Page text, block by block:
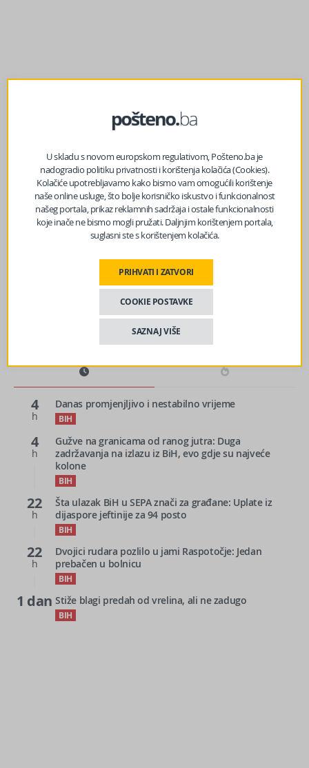
prethodni članak
OD „RADOVA MATEMATIČKIH“ DO MEĐUNARODNOG
UGLEDA: 40 GODINA MATEMATIKE U BIH
BiH: Pogledajte gdje će biti snijega
4
h
Danas promjenjljivo i nestabilno vrijeme
BIH
4
h
Gužve na granicama od ranog jutra: Duga
zadržavanja na izlazu iz BiH, evo gdje su najveće
kolone
BIH
22
h
Šta ulazak BiH u SEPA znači za građane: Uplate iz
dijaspore jeftinije za 94 posto
BIH
22
h
Dvojici rudara pozlilo u jami Raspotočje: Jedan
prebačen u bolnicu
BIH
1 dan Stiže blagi predah od vrelina, ali ne zadugo
BIH
U skladu s novom europskom regulativom, Pošteno.ba je
nadogradio politiku privatnosti i korištenja kolačića (Cookies).
Kolačiće upotrebljavamo kako bismo vam omogućili korištenje
naše online usluge, što bolje korisničko iskustvo i funkcionalnost
našeg portala, prikaz reklamnih sadržaja i ostale funkcionalnosti
koje inače ne bismo mogli pružati. Daljnjim korištenjem portala,
suglasni ste s korištenjem kolačića.
PRIHVATI I ZATVORI
COOKIE POSTAVKE
SAZNAJ VIŠE